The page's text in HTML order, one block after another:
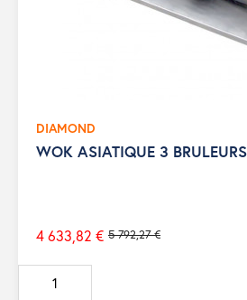
DIAMOND
WOK ASIATIQUE 3
Prix
de
base
5 792,27 €
4 633,82 €